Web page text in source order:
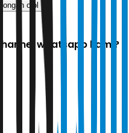
ojol
whatsapp kami?